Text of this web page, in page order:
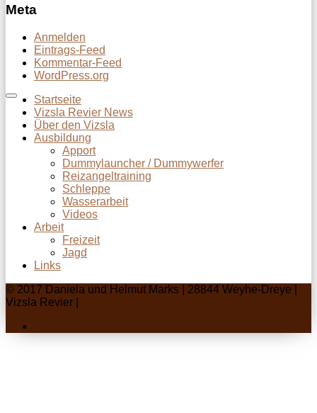
Meta
Anmelden
Eintrags-Feed
Kommentar-Feed
WordPress.org
Startseite
Vizsla Revier News
Über den Vizsla
Ausbildung
Apport
Dummylauncher / Dummywerfer
Reizangeltraining
Schleppe
Wasserarbeit
Videos
Arbeit
Freizeit
Jagd
Links
© 2017 Daniela und Helmut Marks | 28844 Weyhe-Dreye |
Vizsla Revier |